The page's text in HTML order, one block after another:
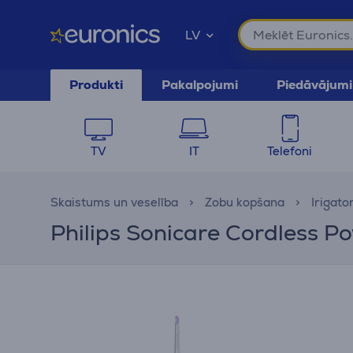
LV
Produkti Pakalpojumi Piedāvājumi
TV IT Telefoni
Skaistums un veselība Zobu kopšana
Philips Sonicare Cordless